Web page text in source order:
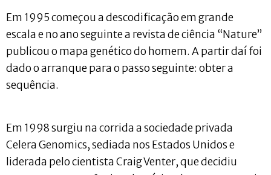
Em 1995 começou a descodificação em grande
escala e no ano seguinte a revista de ciência “Nature”
publicou o mapa genético do homem. A partir daí foi
dado o arranque para o passo seguinte: obter a
sequência.
Em 1998 surgiu na corrida a sociedade privada
Celera Genomics, sediada nos Estados Unidos e
liderada pelo cientista Craig Venter, que decidiu